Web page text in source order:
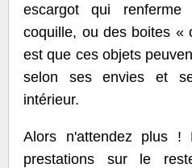
escargot qui
coquille, ou des boites «
est que ces objets
selon ses envies et
intérieur.
Alors n'attendez plus !
prestations sur le